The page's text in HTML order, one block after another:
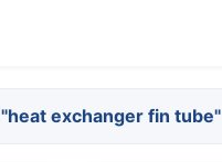
"heat exchanger fin tube"